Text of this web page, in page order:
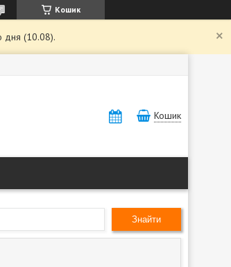
Кошик
дня (10.08).
Кошик
Знайти